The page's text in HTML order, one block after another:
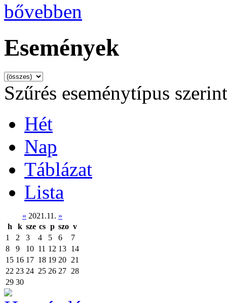
bővebben
Események
Szűrés eseménytípus szerint
Hét
Nap
Táblázat
Lista
« 2021.11. »
h
k sze cs p szo v
1
2 3 4 5 6
7
8
9 10 11 12 13 14
15 16 17 18 19 20 21
22 23 24 25 26 27 28
29 30